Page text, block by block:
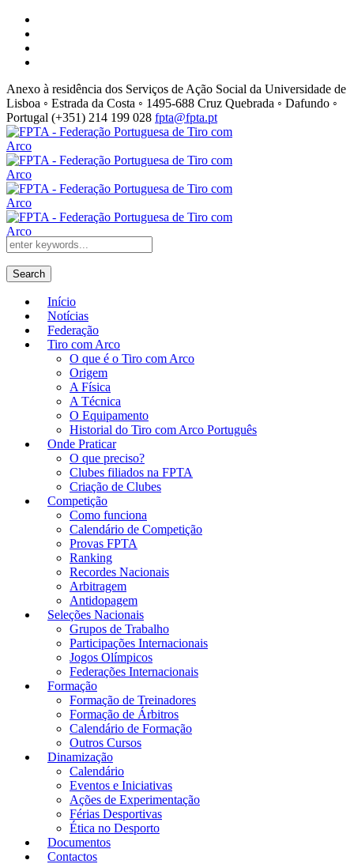
Anexo à residência dos Serviços de Ação Social da Universidade de
Lisboa ◦ Estrada da Costa ◦ 1495-688 Cruz Quebrada ◦ Dafundo ◦
Portugal (+351) 214 199 028 fpta@fpta.pt
Search
Início
Notícias
Federação
Tiro com Arco
O que é o Tiro com Arco
Origem
A Física
A Técnica
O Equipamento
Historial do Tiro com Arco Português
Onde Praticar
O que preciso?
Clubes filiados na FPTA
Criação de Clubes
Competição
Como funciona
Calendário de Competição
Provas FPTA
Ranking
Recordes Nacionais
Arbitragem
Antidopagem
Seleções Nacionais
Grupos de Trabalho
Participações Internacionais
Jogos Olímpicos
Federações Internacionais
Formação
Formação de Treinadores
Formação de Árbitros
Calendário de Formação
Outros Cursos
Dinamização
Calendário
Eventos e Iniciativas
Ações de Experimentação
Férias Desportivas
Ética no Desporto
Documentos
Contactos